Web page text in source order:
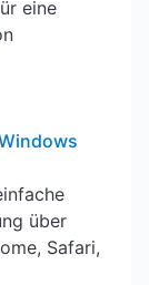
eine
über
Safari,